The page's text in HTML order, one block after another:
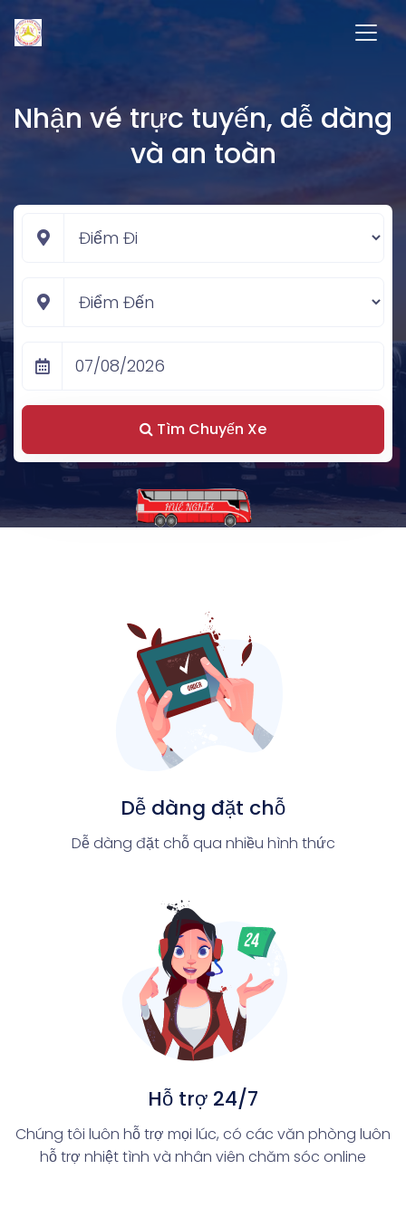
Nhận vé trực tuyến, dễ dàng
và an toàn
Tìm Chuyến Xe
Dễ dàng đặt chỗ
Dễ dàng đặt chỗ qua nhiều hình thức
Hỗ trợ 24/7
Chúng tôi luôn hỗ trợ mọi lúc, có các văn phòng luôn
hỗ trợ nhiệt tình và nhân viên chăm sóc online